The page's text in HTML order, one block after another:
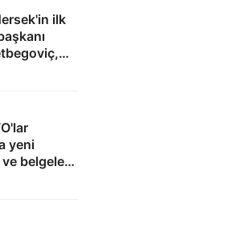
ilk
yeni
belgeler